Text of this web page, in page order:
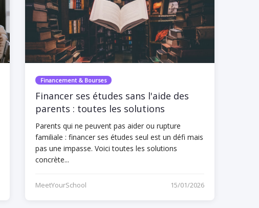
Financement & Bourses
Financer ses études sans l'aide des
parents : toutes les solutions
Parents qui ne peuvent pas aider ou rupture
familiale : financer ses études seul est un défi mais
pas une impasse. Voici toutes les solutions
concrète...
MeetYourSchool 15/01/2026